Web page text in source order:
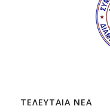
ΤΕΛΕΥΤΑΙΑ ΝΕΑ